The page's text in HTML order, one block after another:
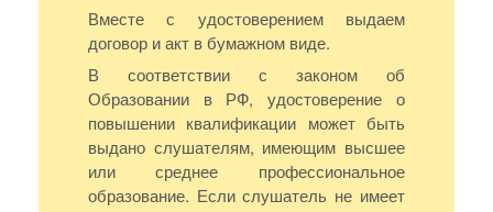
Вместе с удостоверением выдаем
договор и акт в бумажном виде.
В соответствии с законом об
Образовании в РФ, удостоверение о
повышении квалификации может быть
выдано слушателям, имеющим высшее
или среднее профессиональное
образование. Если слушатель не имеет